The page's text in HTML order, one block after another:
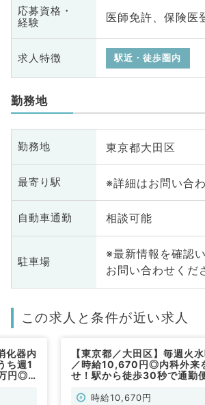
応募資格・
経験
医師免許、保険医
求人特徴 駅近・徒歩圏内
勤務地
勤務地 東京都大田区
最寄り駅 ※詳細はお問い合
自動車通勤 相談可能
駐車場
※最新情報を確認
お問い合わせくだ
この求人と条件が近い求人
化器内
ち週1
円◎
【東京都／大田区】毎週火
／時給10,670円◎内科外来
せ！駅から徒歩30秒で通勤
時給10,670円